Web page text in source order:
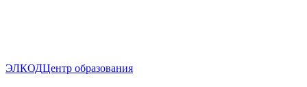
ЭЛКОДЦентр образования